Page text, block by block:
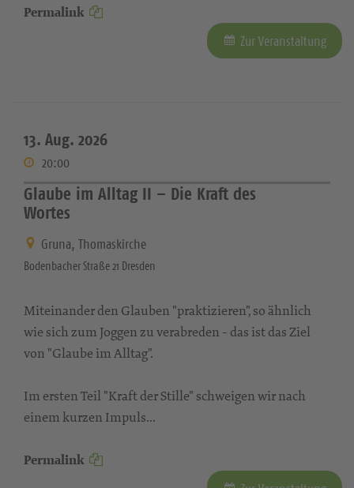
Permalink
Zur Veranstaltung
13. Aug. 2026
20:00
Glaube im Alltag II – Die Kraft des
Wortes
Gruna, Thomaskirche
Bodenbacher Straße 21 Dresden
Miteinander den Glauben "praktizieren", so ähnlich
wie sich zum Joggen zu verabreden - das ist das Ziel
von "Glaube im Alltag".
Im ersten Teil "Kraft der Stille" schweigen wir nach
einem kurzen Impuls...
Permalink